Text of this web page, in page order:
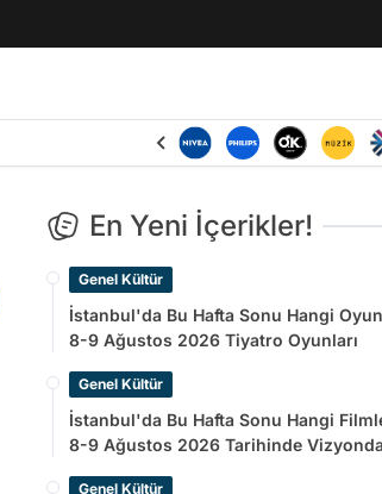
En Yeni İçerikler!
Genel Kültür
İstanbul'da Bu Hafta Sonu Hangi
8-9 Ağustos 2026 Tiyatro Oyunları
Genel Kültür
İstanbul'da Bu Hafta Sonu Hangi
8-9 Ağustos 2026 Tarihinde
Genel Kültür